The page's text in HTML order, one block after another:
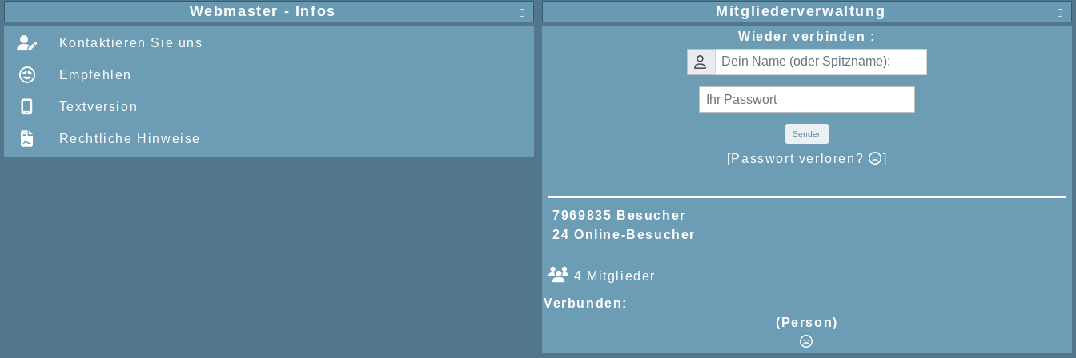

Webmaster - Infos
Kontaktieren Sie uns
Empfehlen
Textversion
Rechtliche Hinweise

Mitgliederverwaltung
Wieder verbinden :
Senden
[Passwort verloren? ]
7969835 Besucher
24 Online-Besucher
4 Mitglieder
Verbunden:
(Person)